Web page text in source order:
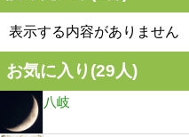
表示する内容がありません
お気に入り(29人)
八岐